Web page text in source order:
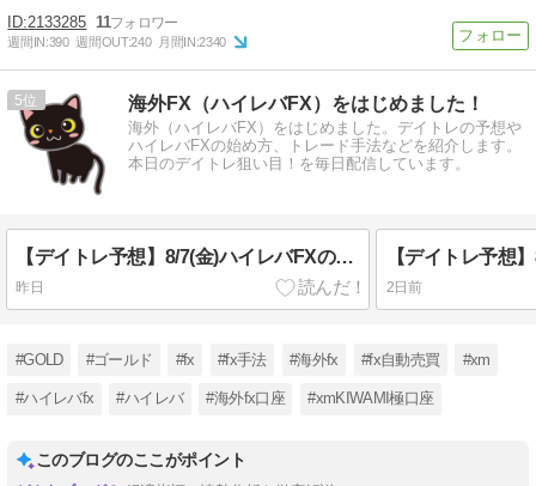
2133285 11
週間IN:390 週間OUT:240 月間IN:2340
5 海外FX（ハイレバFX）をはじめました！
海外（ハイレバFX）をはじめました。デイトレの予想や
ハイレバFXの始め方、トレード手法などを紹介します。
本日のデイトレ狙い目！を毎日配信しています。
【デイトレ予想】8/7(金)ハイレバFXの狙い目！
昨日 2日前
#GOLD #ゴールド #fx #fx手法 #海外fx #fx自動売買 #xm
#ハイレバfx #ハイレバ #海外fx口座 #xmKIWAMI極口座
このブログのここがポイント